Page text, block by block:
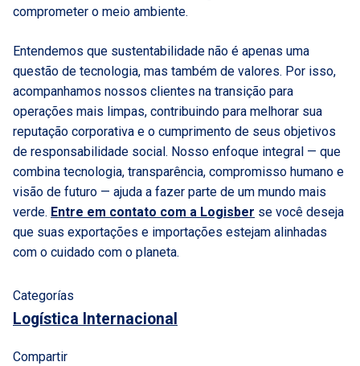
comprometer o meio ambiente.
Entendemos que sustentabilidade não é apenas uma
questão de tecnologia, mas também de valores. Por isso,
acompanhamos nossos clientes na transição para
operações mais limpas, contribuindo para melhorar sua
reputação corporativa e o cumprimento de seus objetivos
de responsabilidade social. Nosso enfoque integral — que
combina tecnologia, transparência, compromisso humano e
visão de futuro — ajuda a fazer parte de um mundo mais
verde. Entre em contato com a Logisber se você deseja
que suas exportações e importações estejam alinhadas
com o cuidado com o planeta.
Categorías
Logística Internacional
Compartir